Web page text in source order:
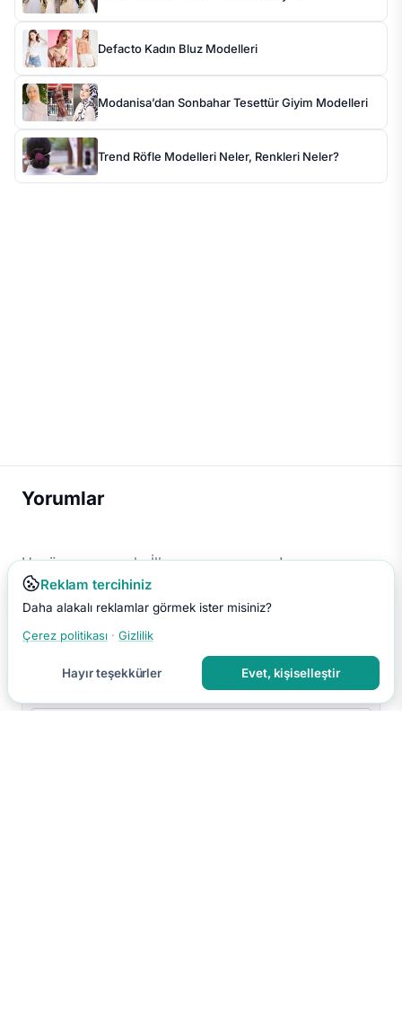
Defacto Kadın Bluz Modelleri
Modanisa’dan Sonbahar Tesettür Giyim Modelleri
Trend Röfle Modelleri Neler, Renkleri Neler?
Yorumlar
Henüz yorum yok. İlk yorumu sen yap!
Reklam tercihiniz
Daha alakalı reklamlar görmek ister misiniz?
Çerez politikası · Gizlilik
Hayır teşekkürler Evet, kişiselleştir